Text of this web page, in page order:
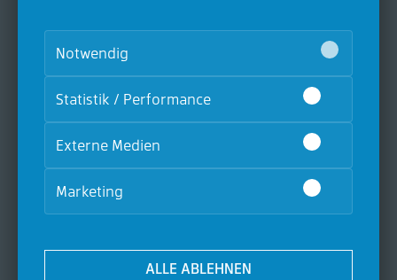
Notwendig
Statistik / Performance
Externe Medien
Marketing
ALLE ABLEHNEN
Produkte
Ölnebelabscheider
Flüssigkeitsfiltration
Zubehör
Dichtungen
Manometer
Seitenkanalverdichter